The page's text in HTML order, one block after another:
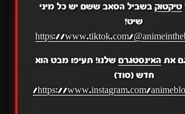
טיקטוק בשביל הסאב ששם יש כל מיני
שיט!
https://www.tiktok.com/
גם אתהאינסטגרם שלנו! תעיפו מבט הוא
חדש (סוד)
https://www.instagram.com/